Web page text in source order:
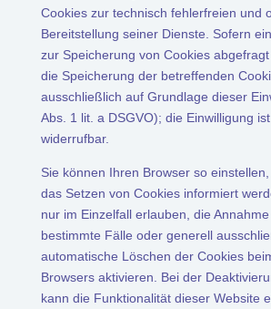
Cookies zur technisch fehlerfreien und
Bereitstellung seiner Dienste. Sofern
zur Speicherung von Cookies
die Speicherung der betreffenden
ausschließlich auf Grundlage dieser
Abs. 1 lit. a DSGVO); die Einwilligung
widerrufbar.
Sie können Ihren Browser so
das Setzen von Cookies informiert
nur im Einzelfall erlauben, die
bestimmte Fälle oder generell
automatische Löschen der Cookies
Browsers aktivieren. Bei der
kann die Funktionalität dieser Website